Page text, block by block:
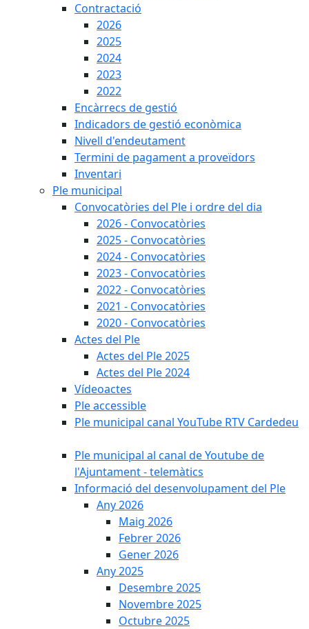
Contractació
2026
2025
2024
2023
2022
Encàrrecs de gestió
Indicadors de gestió econòmica
Nivell d'endeutament
Termini de pagament a proveïdors
Inventari
Ple municipal
Convocatòries del Ple i ordre del dia
2026 - Convocatòries
2025 - Convocatòries
2024 - Convocatòries
2023 - Convocatòries
2022 - Convocatòries
2021 - Convocatòries
2020 - Convocatòries
Actes del Ple
Actes del Ple 2025
Actes del Ple 2024
Vídeoactes
Ple accessible
Ple municipal canal YouTube RTV Cardedeu
Ple municipal al canal de Youtube de
l'Ajuntament - telemàtics
Informació del desenvolupament del Ple
Any 2026
Maig 2026
Febrer 2026
Gener 2026
Any 2025
Desembre 2025
Novembre 2025
Octubre 2025